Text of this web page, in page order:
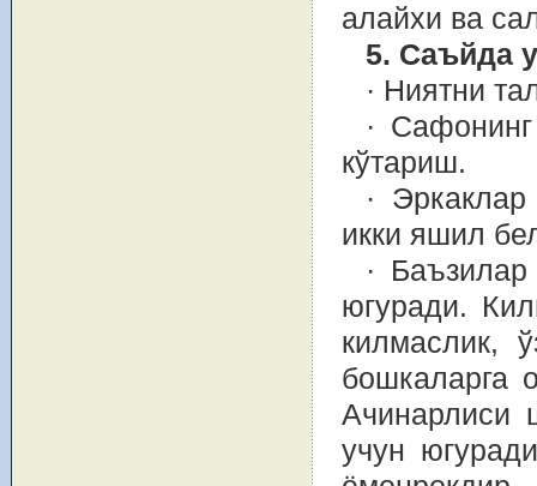
алайхи ва
5. Саъйда
· Ниятни
·
кўтариш.
·
икки яшил
·
югуради.
килмаслик,
бошкаларга
Ачинарлиси
учун